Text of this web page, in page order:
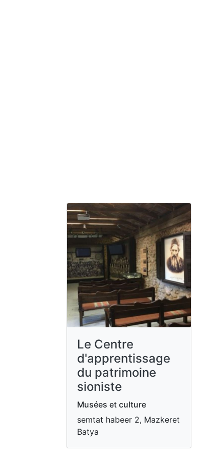
Le Centre
d'apprentissage
du patrimoine
sioniste
Musées et culture
semtat habeer 2, Mazkeret
Batya